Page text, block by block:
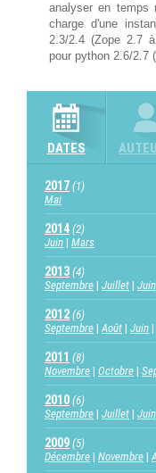
analyser en temps
charge d'une
2.3/2.4 (Zope 2.7
pour python 2.6/2.7
DATES
2017 (1)
Mai
2014 (2)
Juin Mars
2013 (4)
Septembre Juillet Juin
2012 (6)
Septembre Août Juin
2011 (8)
Novembre Octobre
2010 (6)
Septembre Juillet Juin
2009 (5)
Décembre Novembre